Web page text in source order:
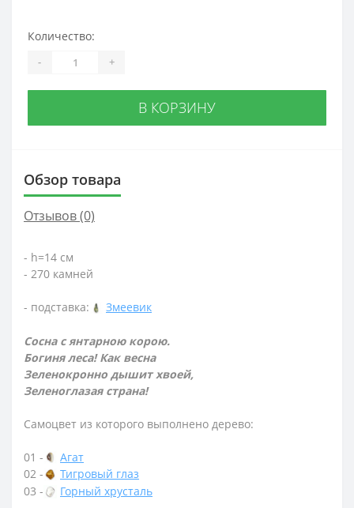
Количество:
- +
В КОРЗИНУ
Обзор товара
Отзывов (0)
- h=14 см
- 270 камней
- подставка: Змеевик
Сосна с янтарною корою.
Богиня леса! Как весна
Зеленокронно дышит хвоей,
Зеленоглазая страна!
Самоцвет из которого выполнено дерево:
01 -
Агат
02 -
Тигровый глаз
03 -
Горный хрусталь